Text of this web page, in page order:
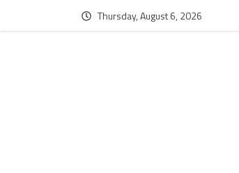
Thursday, August 6, 2026